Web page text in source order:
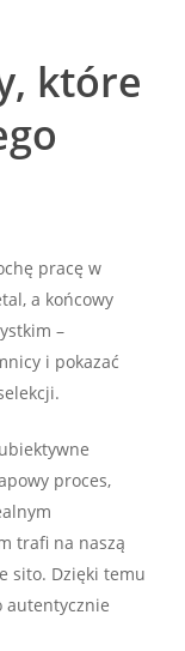
które
pracę w
a końcowy
–
i pokazać
proces,
trafi na naszą
sito. Dzięki temu
autentycznie